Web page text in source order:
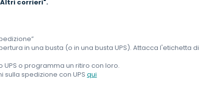
corrieri".
in una busta (o in una busta UPS). Attacca l'etichetta di
o programma un ritiro con loro.
sulla spedizione con UPSqui